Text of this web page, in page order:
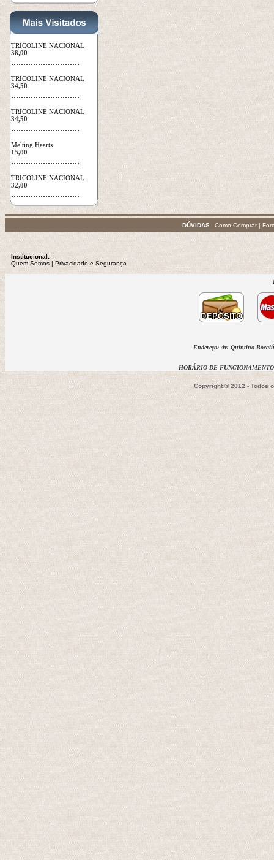
TRICOLINE NACIONAL
38,00
............................
TRICOLINE NACIONAL
34,50
............................
TRICOLINE NACIONAL
34,50
............................
Melting Hearts
15,00
............................
TRICOLINE NACIONAL
32,00
............................
DÚVIDAS Como Comprar |
Institucional:
Quem Somos | Privacidade e Segurança
Endereço: Av. Quintino
HORÁRIO DE
Copyright ® 2012 - Todos